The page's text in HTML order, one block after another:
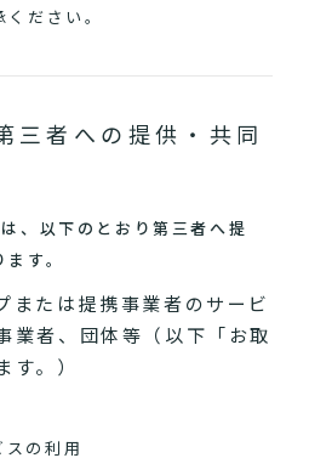
ださい。
三者への提供・共同
、以下のとおり第三者へ提
す。
または提携事業者のサービ
業者、団体等（以下「お取
。）
の利用